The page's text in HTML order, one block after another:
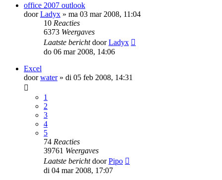
office 2007 outlook
doorLadyx » ma 03 mar 2008, 11:04
10 Reacties
6373 Weergaves
Laatste berichtdoorLadyx
do 06 mar 2008, 14:06
Excel
doorwater» di 05 feb 2008, 14:31
1
2
3
4
5
74 Reacties
39761 Weergaves
Laatste berichtdoorPipo
di 04 mar 2008, 17:07